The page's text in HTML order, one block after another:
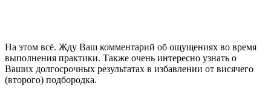
На этом всё. Жду Ваш комментарий об ощущениях во время
выполнения практики. Также очень интересно узнать о
Ваших долгосрочных результатах в избавлении от висячего
(второго) подбородка.